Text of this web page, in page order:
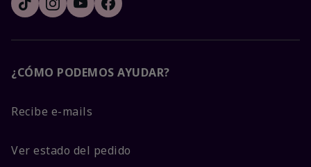
¿CÓMO PODEMOS AYUDAR?
Recibe e-mails
Ver estado del pedido